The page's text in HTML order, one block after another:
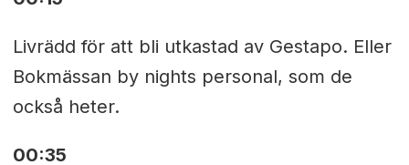
Livrädd för att bli utkastad av Gestapo. Eller
Bokmässan by nights personal, som de
också heter.
00:35